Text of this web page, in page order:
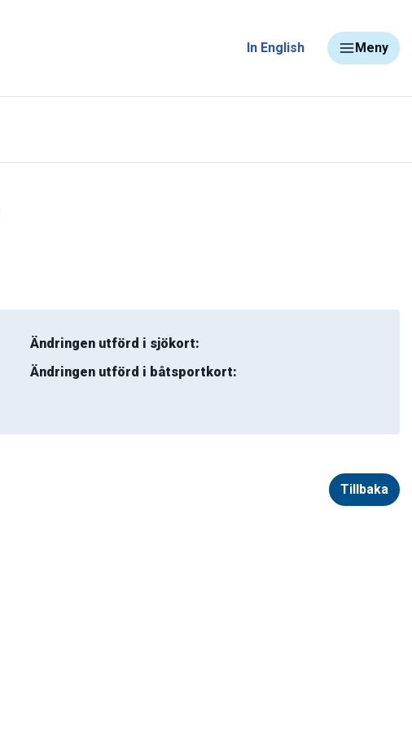
In English Meny
Ändringen utförd i sjökort:
Ändringen utförd i båtsportkort:
Tillbaka